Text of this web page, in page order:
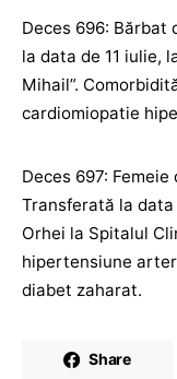
Deces 696: Bărbat
la data de 11 iulie,
Mihail”.
cardiomiopatie
Deces 697:
Transferată la
Orhei la Spitalul
hipertensiune
diabet zaharat.
Share